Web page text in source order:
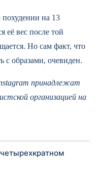
похудении на 13
её вес после той
Но сам факт, что
с образами, очевиден.
принадлежат
организацией на